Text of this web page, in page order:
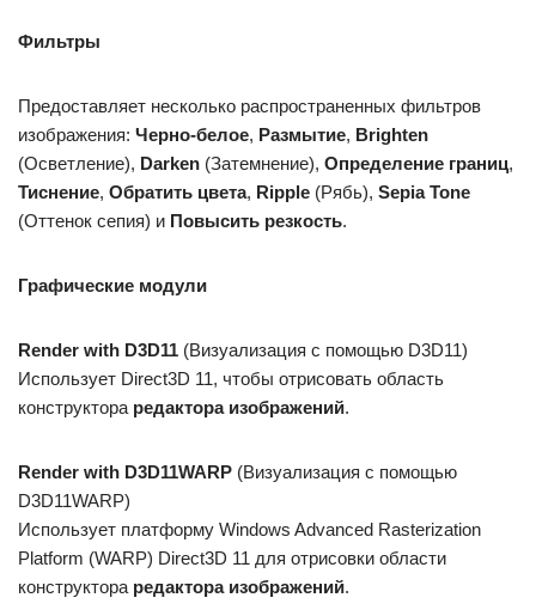
Фильтры
Предоставляет несколько распространенных фильтров
изображения: Черно-белое, Размытие, Brighten
(Осветление), Darken (Затемнение), Определение границ,
Тиснение, Обратить цвета, Ripple (Рябь), Sepia Tone
(Оттенок сепия) и Повысить резкость.
Графические модули
Render with D3D11 (Визуализация с помощью D3D11)
Использует Direct3D 11, чтобы отрисовать область
конструктора редактора изображений.
Render with D3D11WARP (Визуализация с помощью
D3D11WARP)
Использует платформу Windows Advanced Rasterization
Platform (WARP) Direct3D 11 для отрисовки области
конструктора редактора изображений.